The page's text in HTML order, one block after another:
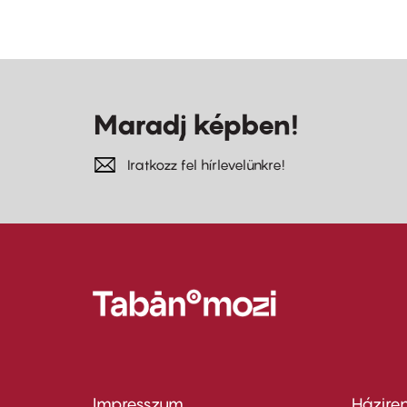
Maradj képben!
Iratkozz fel hírlevelünkre!